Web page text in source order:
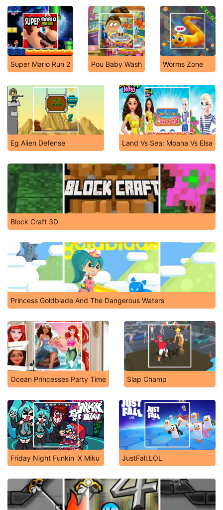
Super Mario Run 2 Pou Baby Wash Worms Zone
Eg Alien Defense Land Vs Sea: Moana Vs Elsa
Block Craft 3D
Princess Goldblade And The Dangerous Waters
Ocean Princesses Party Time Slap Champ
Friday Night Funkin' X Miku JustFall.LOL